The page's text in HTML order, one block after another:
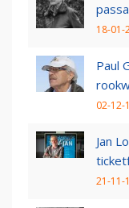
18-01-
Paul
02-12-
Jan
21-11-